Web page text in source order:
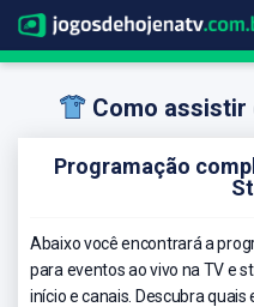
Como assistir
Programação
Abaixo você encontrará a
para eventos ao vivo na TV e
início e canais. Descubra